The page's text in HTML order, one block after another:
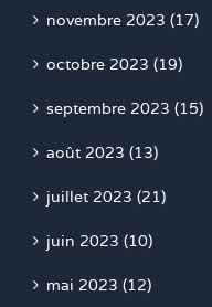
novembre 2023 (17)
octobre 2023 (19)
septembre 2023 (15)
août 2023 (13)
juillet 2023 (21)
juin 2023 (10)
mai 2023 (12)